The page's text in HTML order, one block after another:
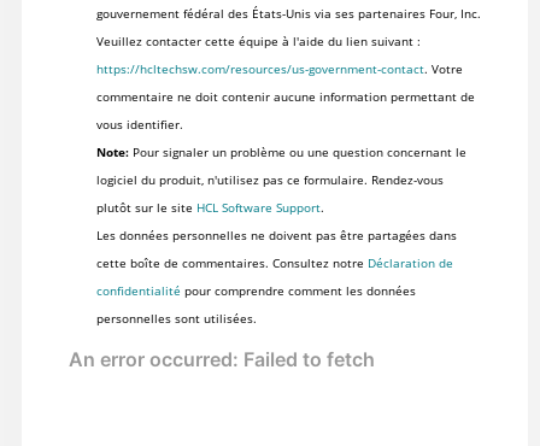
gouvernement fédéral des États-Unis via ses partenaires Four, Inc.
Veuillez contacter cette équipe à l'aide du lien suivant :
https://hcltechsw.com/resources/us-government-contact. Votre
commentaire ne doit contenir aucune information permettant de
vous identifier.
Note:Pour signaler un problème ou une question concernant le
logiciel du produit, n'utilisez pas ce formulaire. Rendez-vous
plutôt sur le site HCL Software Support.
Les données personnelles ne doivent pas être partagées dans
cette boîte de commentaires. Consultez notre Déclaration de
confidentialité pour comprendre comment les données
personnelles sont utilisées.